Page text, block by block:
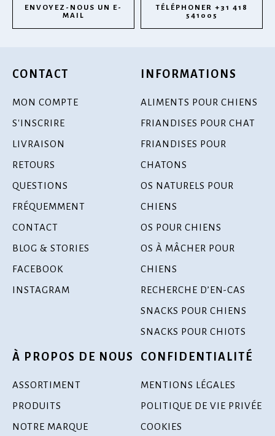
ENVOYEZ-NOUS UN E-
MAIL
TÉLÉPHONER +31 418
541005
CONTACT
MON COMPTE
S'INSCRIRE
LIVRAISON
RETOURS
QUESTIONS
FRÉQUEMMENT
CONTACT
BLOG & STORIES
FACEBOOK
INSTAGRAM
INFORMATIONS
ALIMENTS POUR CHIENS
FRIANDISES POUR CHAT
FRIANDISES POUR
CHATONS
OS NATURELS POUR
CHIENS
OS POUR CHIENS
OS À MÂCHER POUR
CHIENS
RECHERCHE D’EN-CAS
SNACKS POUR CHIENS
SNACKS POUR CHIOTS
À PROPOS DE NOUS
ASSORTIMENT
PRODUITS
NOTRE MARQUE
CONFIDENTIALITÉ
MENTIONS LÉGALES
POLITIQUE DE VIE PRIVÉE
COOKIES